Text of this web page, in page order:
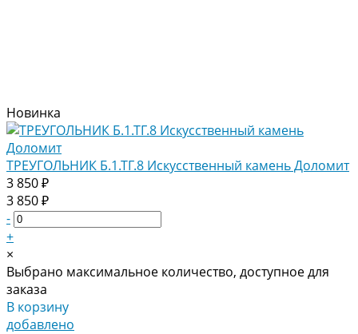
Новинка
ТРЕУГОЛЬНИК Б.1.ТГ.8 Искусственный камень Доломит
3 850 ₽
3 850 ₽
-
+
×
Выбрано максимальное количество, доступное для
заказа
В корзину
добавлено